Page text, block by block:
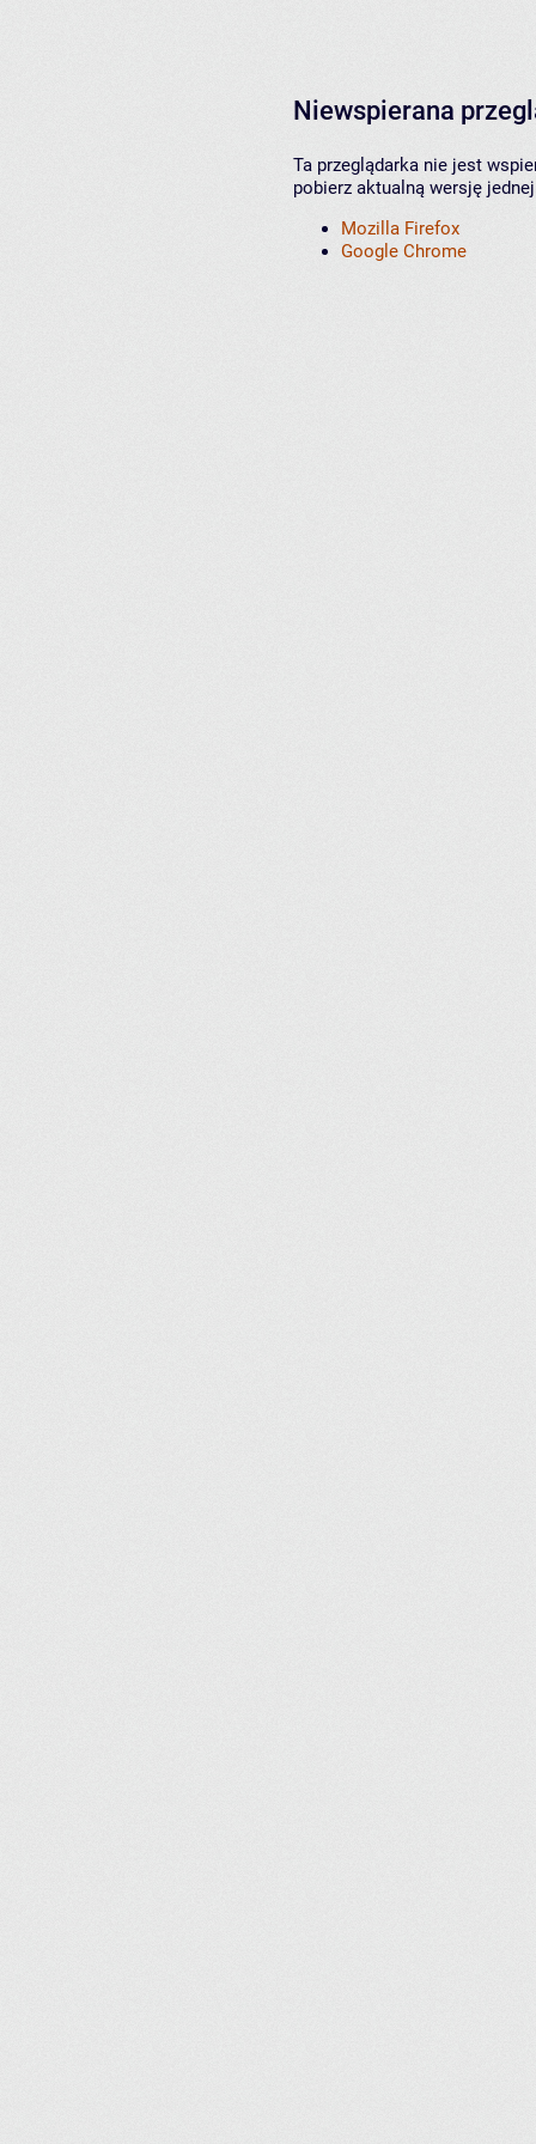
Niewspierana
Ta przeglądarka nie jest
pobierz aktualną wersję
Mozilla Firefox
Google Chrome